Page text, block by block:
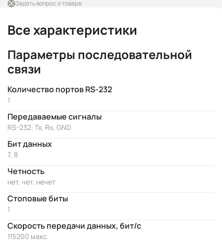
Задать вопрос о товаре
Все характеристики
Параметры последовательной
связи
Количество портов RS-232
1
Передаваемые сигналы
RS-232: Tx, Rx, GND
Бит данных
7, 8
Четность
нет, чет, нечет
Стоповые биты
1
Скорость передачи данных, бит/с
115200 макс.